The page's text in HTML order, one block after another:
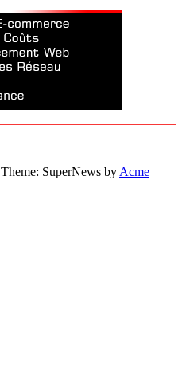
Theme: SuperNews by Acme